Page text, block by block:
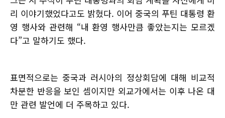
리 이야기했었다고도 밝혔다. 이어 중국의 푸틴 대통령 환
영 행사와 관련해 “내 환영 행사만큼 좋았는지는 모르겠
다”고 말하기도 했다.
표면적으로는 중국과 러시아의 정상회담에 대해 비교적
차분한 반응을 보인 셈이지만 외교가에서는 이후 나온 대
만 관련 발언에 더 주목하고 있다.